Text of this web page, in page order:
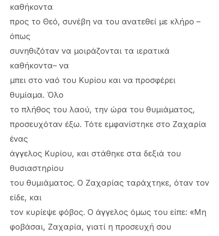
καθήκοντα
προς το Θεό, συνέβη να του ανατεθεί με κλήρο –
όπως
συνηθιζόταν να μοιράζονται τα ιερατικά
καθήκοντα– να
μπει στο ναό του Κυρίου και να προσφέρει
θυμίαμα. Όλο
το πλήθος του λαού, την ώρα του θυμιάματος,
προσευχόταν έξω. Τότε εμφανίστηκε στο Ζαχαρία
ένας
άγγελος Κυρίου, και στάθηκε στα δεξιά του
θυσιαστηρίου
του θυμιάματος. Ο Ζαχαρίας ταράχτηκε, όταν τον
είδε, και
τον κυρίεψε φόβος. Ο άγγελος όμως του είπε: «Μη
φοβάσαι, Ζαχαρία, γιατί η προσευχή σου